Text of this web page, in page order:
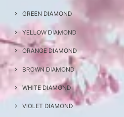
GREEN DIAMOND
YELLOW DIAMOND
ORANGE DIAMOND
BROWN DIAMOND
WHITE DIAMOND
VIOLET DIAMOND